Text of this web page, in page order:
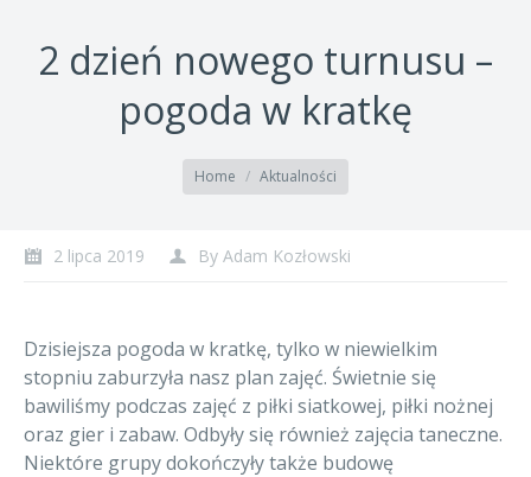
2 dzień nowego turnusu –
pogoda w kratkę
Home Aktualności
2 lipca 2019 By Adam Kozłowski
Dzisiejsza pogoda w kratkę, tylko w niewielkim
stopniu zaburzyła nasz plan zajęć. Świetnie się
bawiliśmy podczas zajęć z piłki siatkowej, piłki nożnej
oraz gier i zabaw. Odbyły się również zajęcia taneczne.
Niektóre grupy dokończyły także budowę